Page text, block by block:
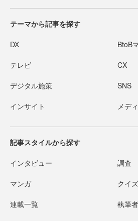
テーマから記事を探す
DX BtoB
テレビ CX
デジタル施策 SNS
インサイト メデ
記事スタイルから探す
インタビュー 調査
マンガ クイズ
連載一覧 執筆